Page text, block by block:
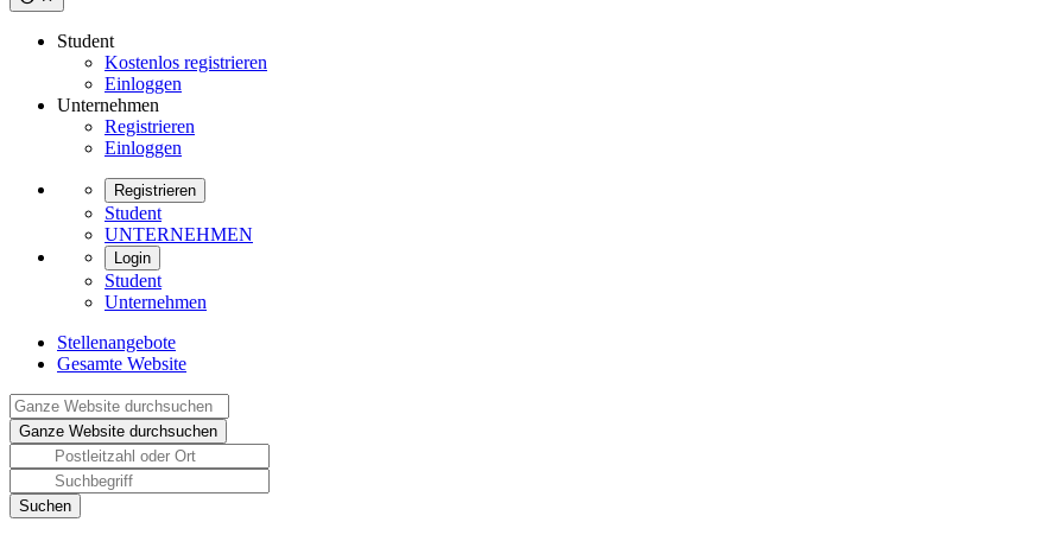
Student
Kostenlos registrieren
Einloggen
Unternehmen
Registrieren
Einloggen
Registrieren
Student
UNTERNEHMEN
Login
Student
Unternehmen
Stellenangebote
Gesamte Website